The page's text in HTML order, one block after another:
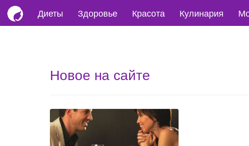
Диеты Здоровье Красота Кулинария
Новое на сайте